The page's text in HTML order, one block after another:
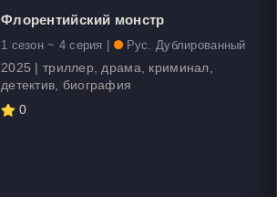
Флорентийский монстр
1 сезон ~ 4 серия | Рус. Дублированный
2025 | триллер, драма, криминал,
детектив, биография
0